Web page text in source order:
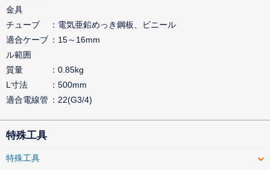
金具
チューブ
電気亜鉛めっき鋼板、ビニール
適合ケーブ
ル範囲
15～16mm
質量
0.85kg
L寸法
500mm
適合電線管
22(G3/4)
特殊工具
特殊工具